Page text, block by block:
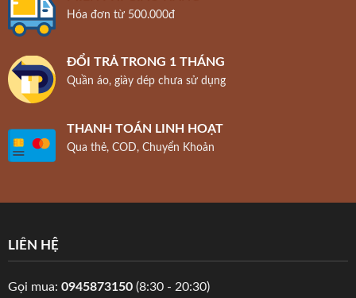
Hóa đơn từ 500.000đ
ĐỔI TRẢ TRONG 1 THÁNG
Quần áo, giày dép chưa sử dụng
THANH TOÁN LINH HOẠT
Qua thẻ, COD, Chuyển Khoản
LIÊN HỆ
Gọi mua: 0945873150(8:30 - 20:30)